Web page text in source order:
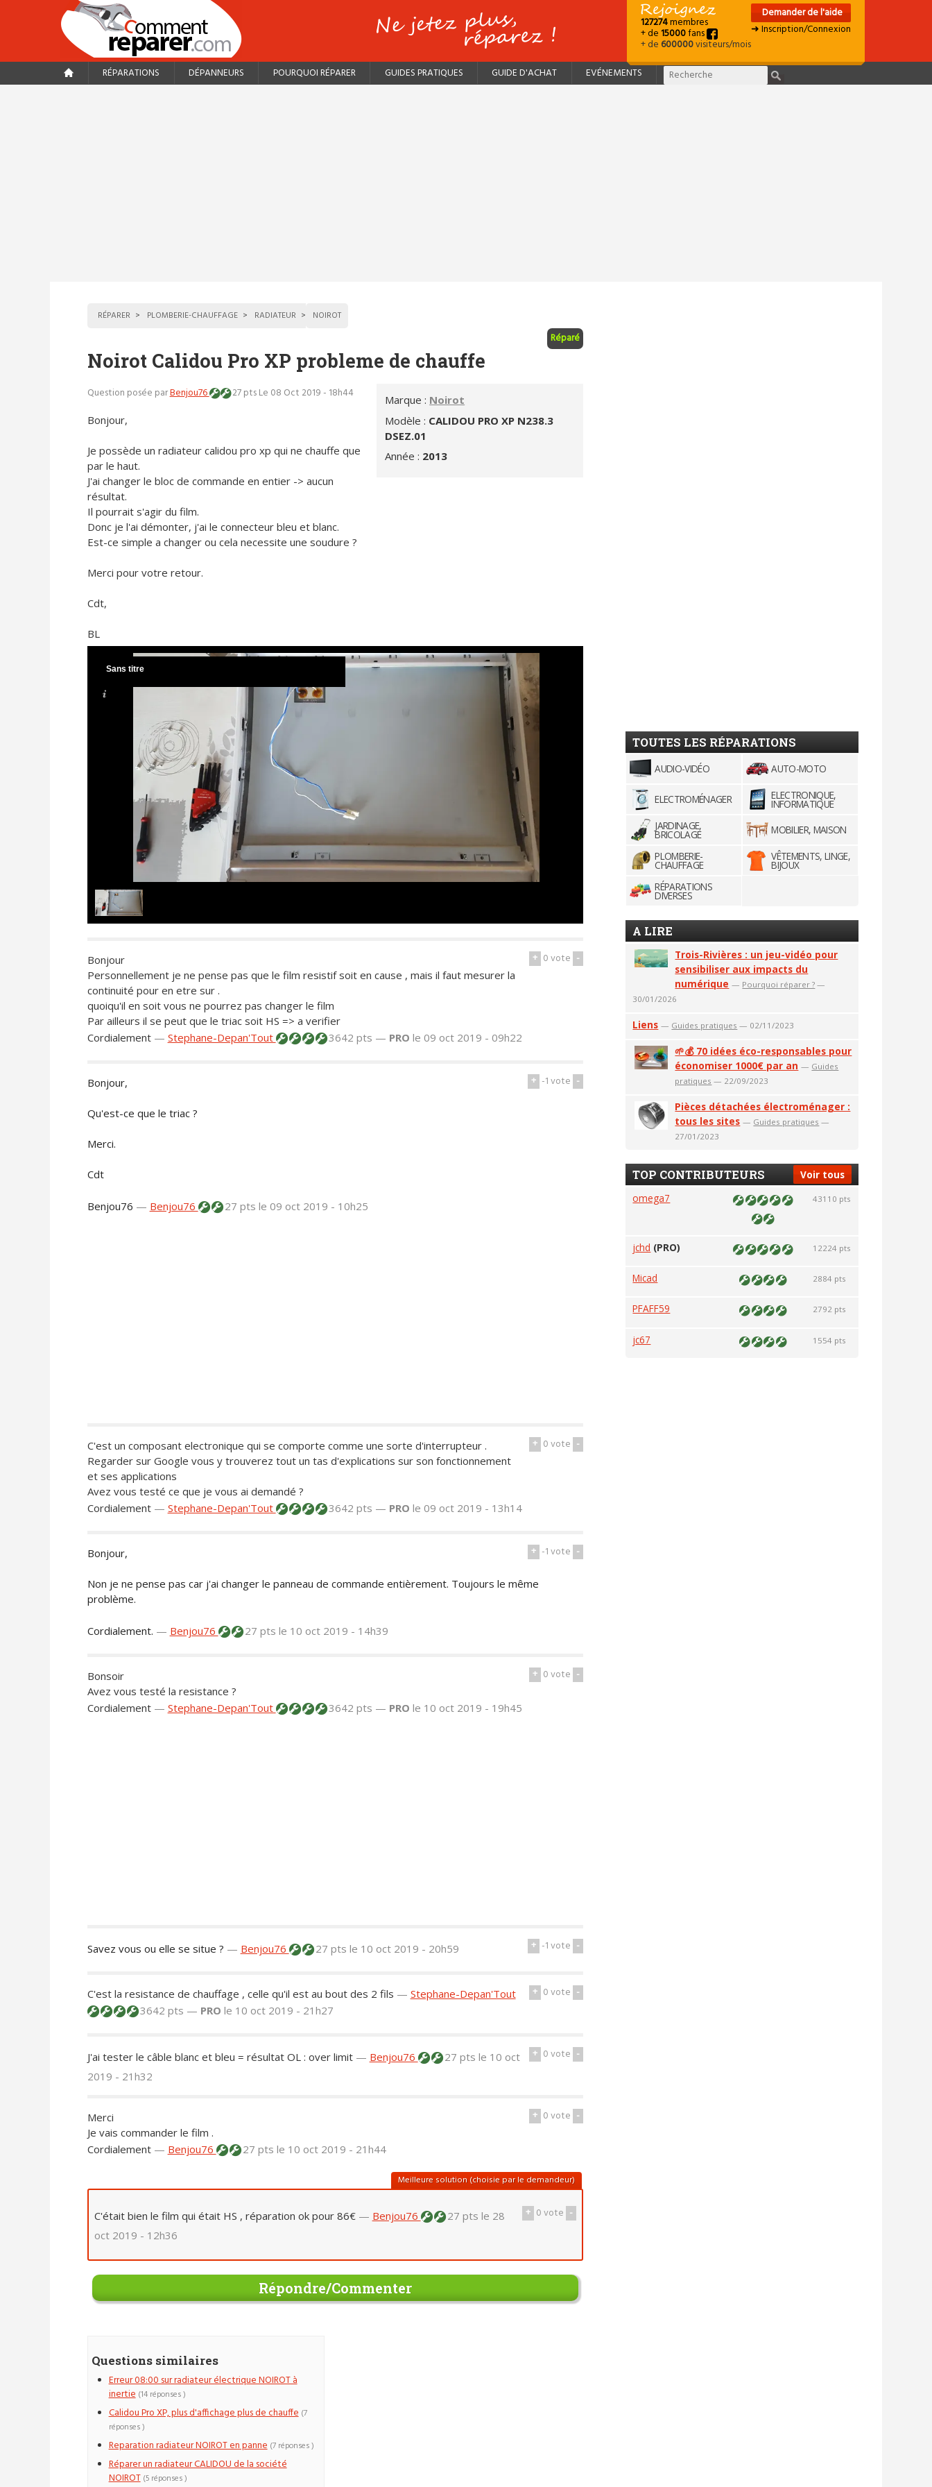
127274membres
+ de15000fans
+ de600000visiteurs/mois
Demander de l'aide
➜ Inscription/Connexion
RÉPARATIONS DÉPANNEURS POURQUOI RÉPARER GUIDES PRATIQUES GUIDE D'ACHAT EVÉNEMENTS
RÉPARER PLOMBERIE-CHAUFFAGE RADIATEUR NOIROT
Réparé
Noirot Calidou Pro XP probleme de chauffe
Marque : Noirot
Modèle : CALIDOU PRO XP N238.3
DSEZ.01
Année : 2013
Question posée parBenjou76 27 ptsLe 08 Oct 2019 - 18h44
Bonjour,
Je possède un radiateur calidou pro xp qui ne chauffe que
par le haut.
J'ai changer le bloc de commande en entier -> aucun
résultat.
Il pourrait s'agir du film.
Donc je l'ai démonter, j'ai le connecteur bleu et blanc.
Est-ce simple a changer ou cela necessite une soudure ?
Merci pour votre retour.
Cdt,
BL
Sans titre
+ 0vote -
Bonjour
Personnellement je ne pense pas que le film resistif soit en cause , mais il faut mesurer la
continuité pour en etre sur .
quoiqu'il en soit vous ne pourrez pas changer le film
Par ailleurs il se peut que le triac soit HS => a verifier
Cordialement — Stephane-Depan'Tout 3642 pts — PRO le 09 oct 2019 - 09h22
+ -1vote -
Bonjour,
Qu'est-ce que le triac ?
Merci.
Cdt
Benjou76 — Benjou76 27 pts le 09 oct 2019 - 10h25
+ 0vote -
C'est un composant electronique qui se comporte comme une sorte d'interrupteur .
Regarder sur Google vous y trouverez tout un tas d'explications sur son fonctionnement
et ses applications
Avez vous testé ce que je vous ai demandé ?
Cordialement — Stephane-Depan'Tout 3642 pts — PRO le 09 oct 2019 - 13h14
+ -1vote -
Bonjour,
Non je ne pense pas car j'ai changer le panneau de commande entièrement. Toujours le même
problème.
Cordialement. — Benjou76 27 pts le 10 oct 2019 - 14h39
+ 0vote -
Bonsoir
Avez vous testé la resistance ?
Cordialement — Stephane-Depan'Tout 3642 pts — PRO le 10 oct 2019 - 19h45
+ -1vote -
Savez vous ou elle se situe ? — Benjou76 27 pts le 10 oct 2019 - 20h59
+ 0vote -
C'est la resistance de chauffage , celle qu'il est au bout des 2 fils — Stephane-Depan'Tout
3642 pts — PRO le 10 oct 2019 - 21h27
+ 0vote -
J'ai tester le câble blanc et bleu = résultat OL : over limit — Benjou76 27 pts le 10 oct
2019 - 21h32
+ 0vote -
Merci
Je vais commander le film .
Cordialement — Benjou76 27 pts le 10 oct 2019 - 21h44
Meilleure solution (choisie par le demandeur)
+ 0vote -
C'était bien le film qui était HS , réparation ok pour 86€ — Benjou76 27 pts le 28
oct 2019 - 12h36
Répondre/Commenter
Questions similaires
Erreur 08:00 sur radiateur électrique NOIROT à
inertie (14 réponses )
Calidou Pro XP, plus d'affichage plus de chauffe (7
réponses )
Reparation radiateur NOIROT en panne (7 réponses )
Réparer un radiateur CALIDOU de la société
NOIROT (5 réponses )
TOUTES LES RÉPARATIONS
AUDIO-VIDÉO AUTO-MOTO
ELECTROMÉNAGER ELECTRONIQUE,
INFORMATIQUE
JARDINAGE,
BRICOLAGE
MOBILIER, MAISON
PLOMBERIE-
CHAUFFAGE
VÊTEMENTS, LINGE,
BIJOUX
RÉPARATIONS
DIVERSES
A LIRE
Trois-Rivières : un jeu-vidéo pour
sensibiliser aux impacts du
numérique — Pourquoi réparer ? —
30/01/2026
Liens — Guides pratiques — 02/11/2023
🌱💰 70 idées éco-responsables pour
économiser 1000€ par an — Guides
pratiques — 22/09/2023
Pièces détachées électroménager :
tous les sites — Guides pratiques —
27/01/2023
Voir tous
TOP CONTRIBUTEURS
omega7 43110 pts
jchd (PRO) 12224 pts
Micad 2884 pts
PFAFF59 2792 pts
jc67 1554 pts